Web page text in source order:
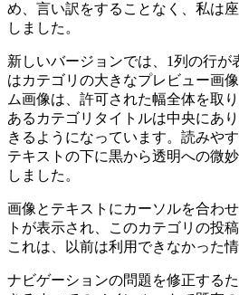
これは私の個人的なWebアプリで
め、言い訳をすることなく、私は
しました。
新しいバージョンでは、1列の行が
はカテゴリの大きなプレビュー画
ム画像は、許可された幅全体を取
あるカテゴリタイトルは中央にあ
テキストの下に黒から透明への微
しました。
トが表示され、このカテゴリの投